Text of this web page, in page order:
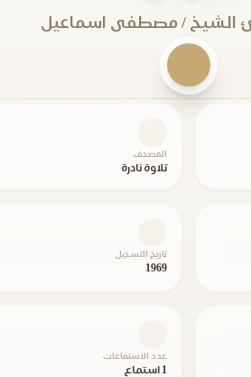
الشيخ / مصطفى اسماعيل
المصحف
تلاوة نادرة
تاريخ التسجيل
1969
عدد الاستماعات
1 استماع